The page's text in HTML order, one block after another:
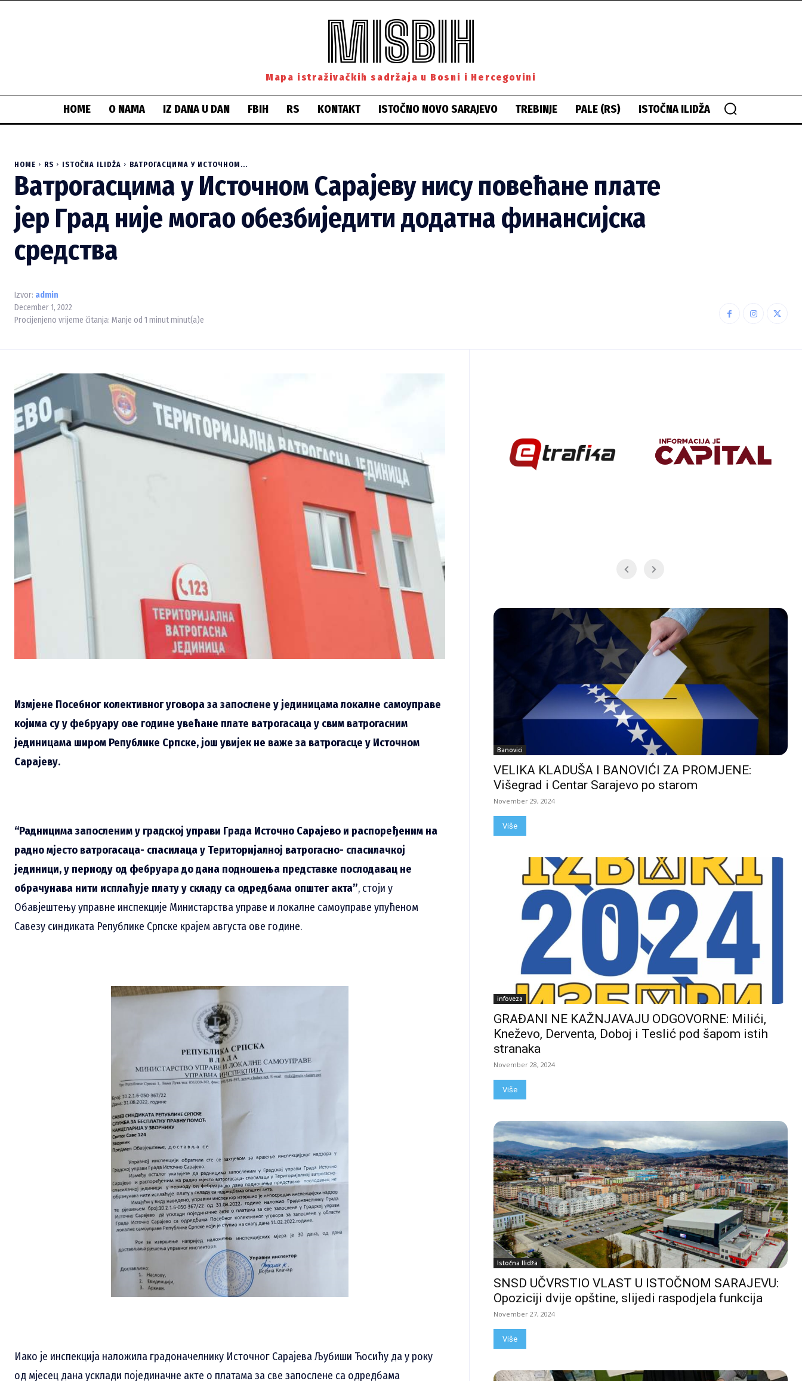
MISBIH
Mapa istraživačkih sadržaja u Bosni i Hercegovini
HOME O NAMA IZ DANA U DAN FBIH RS KONTAKT ISTOČNO NOVO SARAJEVO TREBINJE PALE (RS) ISTOČNA ILIDŽA
HOME RS ISTOČNA ILIDŽA ВАТРОГАСЦИМА У ИСТОЧНОМ...
Ватрогасцима у Источном Сарајеву нису повећане плате
јер Град није могао обезбиједити додатна финансијска
средства
Izvor: admin
December 1, 2022
Procijenjeno vrijeme čitanja: Manje od 1 minutminut(a)e
Измјене Посебног колективног уговора за запослене у јединицама локалне самоуправе
којима су у фебруару ове године увећане плате ватрогасаца у свим ватрогасним
јединицама широм Републике Српске, још увијек не важе за ватрогасце у Источном
Сарајеву.
“Радницима запосленим у градској управи Града Источно Сарајево и распоређеним на
радно мјесто ватрогасаца- спасилаца у Територијалној ватрогасно- спасилачкој
јединици, у периоду од фебруара до дана подношења представке послодавац не
обрачунава нити исплаћује плату у складу са одредбама општег акта”, стоји у
Обавјештењу управне инспекције Министарства управе и локалне самоуправе упућеном
Савезу синдиката Републике Српске крајем августа ове године.
Иако је инспекција наложила градоначелнику Источног Сарајева Љубиши Ћосићу да у року
од мјесец дана усклади појединачне акте о платама за све запослене са одредбама
Banovici
VELIKA KLADUŠA I BANOVIĆI ZA PROMJENE:
Višegrad i Centar Sarajevo po starom
November 29, 2024
Više
infoveza
GRAĐANI NE KAŽNJAVAJU ODGOVORNE: Milići,
Kneževo, Derventa, Doboj i Teslić pod šapom istih
stranaka
November 28, 2024
Više
Istočna Ilidža
SNSD UČVRSTIO VLAST U ISTOČNOM SARAJEVU:
Opoziciji dvije opštine, slijedi raspodjela funkcija
November 27, 2024
Više